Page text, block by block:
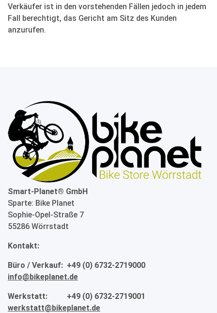
Verkäufer ist in den vorstehenden Fällen jedoch in jedem
Fall berechtigt, das Gericht am Sitz des Kunden
anzurufen.
Smart-Planet® GmbH
Sparte: Bike Planet
Sophie-Opel-Straße 7
55286 Wörrstadt
Kontakt:
Büro / Verkauf: +49 (0) 6732-2719000
info@bikeplanet.de
Werkstatt: +49 (0) 6732-2719001
werkstatt@bikeplanet.de